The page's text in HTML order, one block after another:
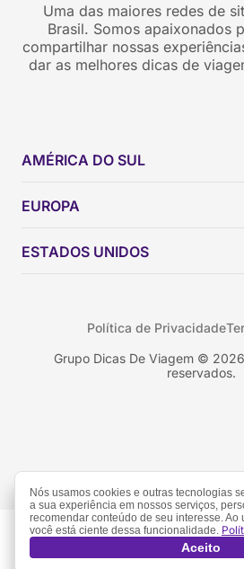
Uma das maiores redes de
Brasil. Somos apaixonados
compartilhar nossas
dar as melhores dicas de
AMÉRICA DO SUL
Brasil
Colômbia
EUROPA
ESTADOS UNIDOS
Nova York
Grupo Dicas De Viagem ©
reservados.
Política de Privacidade
Nós usamos cookies e outras tecnologias
a sua experiência em nossos serviços,
recomendar conteúdo de seu interesse. Ao
você está ciente dessa funcionalidade.
Aceito